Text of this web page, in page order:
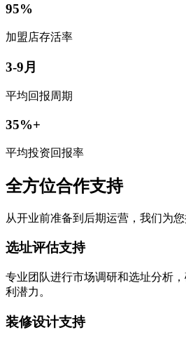
95%
加盟店存活率
3-9月
平均回报周期
35%+
平均投资回报率
全方位合作支持
从开业前准备到后期运营，我们为
选址评估支持
专业团队进行市场调研和选址分析
利潜力。
装修设计支持